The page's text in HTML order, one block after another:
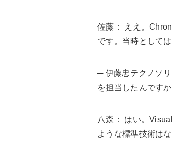
佐藤 ： ええ。
です。当時として
─ 伊藤忠テクノソ
を担当したんですか
八森 ： はい。
ような標準技術は